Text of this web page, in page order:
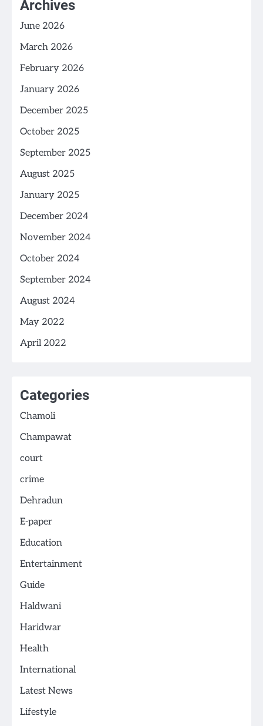
Archives
June 2026
March 2026
February 2026
January 2026
December 2025
October 2025
September 2025
August 2025
January 2025
December 2024
November 2024
October 2024
September 2024
August 2024
May 2022
April 2022
Categories
Chamoli
Champawat
court
crime
Dehradun
E-paper
Education
Entertainment
Guide
Haldwani
Haridwar
Health
International
Latest News
Lifestyle